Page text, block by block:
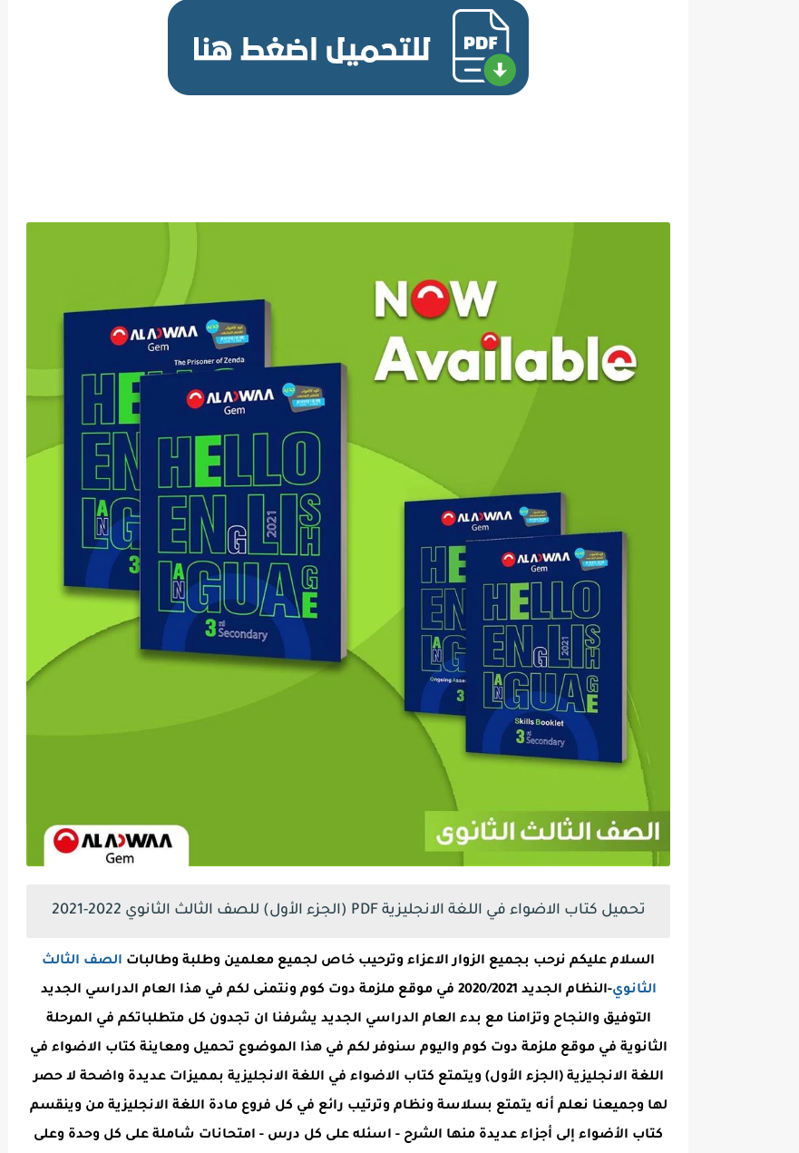
تحميل كتاب الاضواء في اللغة الانجليزية PDF (الجزء الأول) للصف الثالث الثانوي 2022-2021
السلام عليكم نرحب بجميع الزوار الاعزاء وترحيب خاص لجميع معلمين وطلبة وطالبات الصف الثالث
الثانوي
-النظام الجديد 2020/2021 في موقع ملزمة دوت كوم ونتمنى لكم في هذا العام الدراسي الجديد
التوفيق والنجاح وتزامنا مع بدء العام الدراسي الجديد يشرفنا ان تجدون كل متطلباتكم في المرحلة
الثانوية في موقع ملزمة دوت كوم واليوم سنوفر لكم في هذا الموضوع تحميل ومعاينة كتاب الاضواء في
اللغة الانجليزية (الجزء الأول) ويتمتع كتاب الاضواء في اللغة الانجليزية بمميزات عديدة واضحة لا حصر
لها وجميعنا نعلم أنه يتمتع بسلاسة ونظام وترتيب رائع في كل فروع مادة اللغة الانجليزية من وينقسم
كتاب الأضواء إلى أجزاء عديدة منها الشرح - اسئله على كل درس - امتحانات شاملة على كل وحدة وعلى